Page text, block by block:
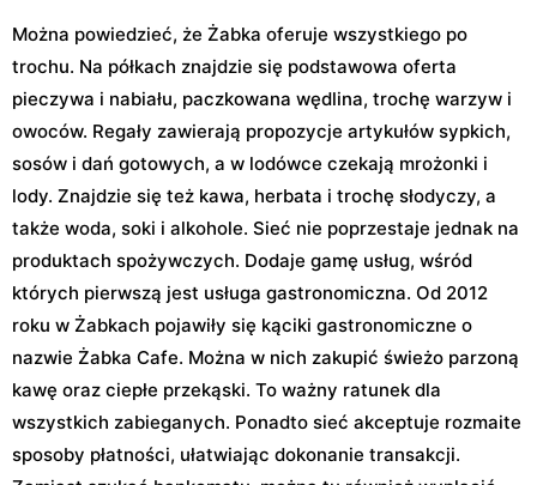
Można powiedzieć, że Żabka oferuje wszystkiego po
trochu. Na półkach znajdzie się podstawowa oferta
pieczywa i nabiału, paczkowana wędlina, trochę warzyw i
owoców. Regały zawierają propozycje artykułów sypkich,
sosów i dań gotowych, a w lodówce czekają mrożonki i
lody. Znajdzie się też kawa, herbata i trochę słodyczy, a
także woda, soki i alkohole. Sieć nie poprzestaje jednak na
produktach spożywczych. Dodaje gamę usług, wśród
których pierwszą jest usługa gastronomiczna. Od 2012
roku w Żabkach pojawiły się kąciki gastronomiczne o
nazwie Żabka Cafe. Można w nich zakupić świeżo parzoną
kawę oraz ciepłe przekąski. To ważny ratunek dla
wszystkich zabieganych. Ponadto sieć akceptuje rozmaite
sposoby płatności, ułatwiając dokonanie transakcji.